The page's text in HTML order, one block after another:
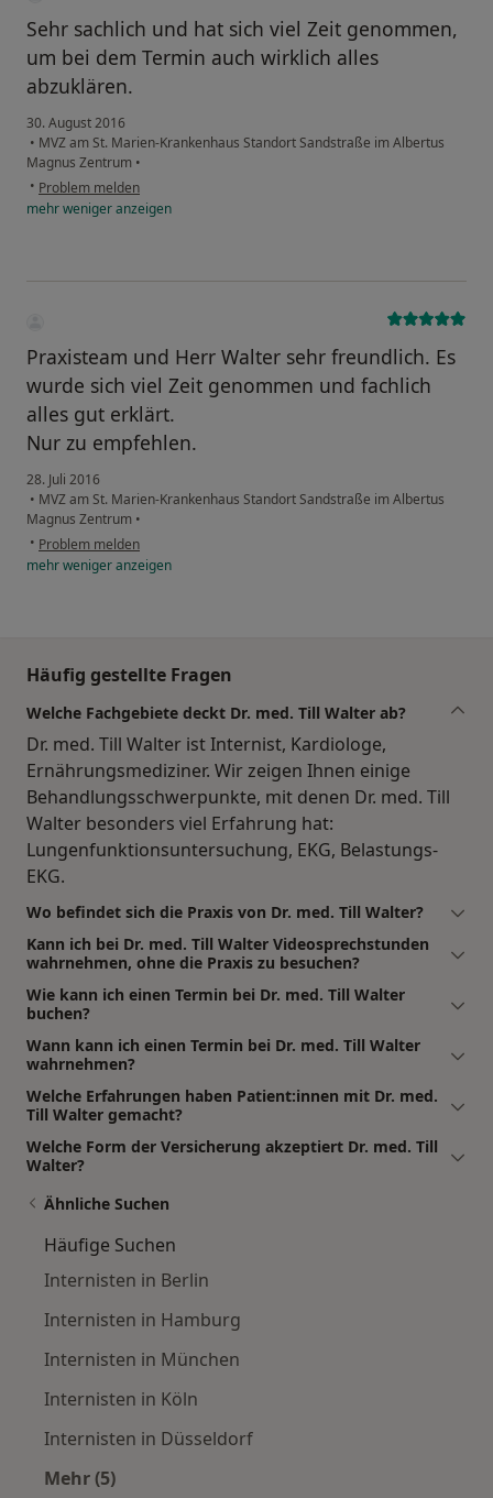
Sehr sachlich und hat sich viel Zeit genommen,
um bei dem Termin auch wirklich alles
abzuklären.
30. August 2016
• MVZ am St. Marien-Krankenhaus Standort Sandstraße im Albertus
Magnus Zentrum •
• Problem melden
mehrwenigeranzeigen
Praxisteam und Herr Walter sehr freundlich. Es
wurde sich viel Zeit genommen und fachlich
alles gut erklärt.
Nur zu empfehlen.
28. Juli 2016
• MVZ am St. Marien-Krankenhaus Standort Sandstraße im Albertus
Magnus Zentrum •
• Problem melden
mehrwenigeranzeigen
Häufig gestellte Fragen
Welche Fachgebiete deckt Dr. med. Till Walter ab?
Dr. med. Till Walter ist Internist, Kardiologe,
Ernährungsmediziner. Wir zeigen Ihnen einige
Behandlungsschwerpunkte, mit denen Dr. med. Till
Walter besonders viel Erfahrung hat:
Lungenfunktionsuntersuchung, EKG, Belastungs-
EKG.
Wo befindet sich die Praxis von Dr. med. Till Walter?
Kann ich bei Dr. med. Till Walter Videosprechstunden
wahrnehmen, ohne die Praxis zu besuchen?
Wie kann ich einen Termin bei Dr. med. Till Walter
buchen?
Wann kann ich einen Termin bei Dr. med. Till Walter
wahrnehmen?
Welche Erfahrungen haben Patient:innen mit Dr. med.
Till Walter gemacht?
Welche Form der Versicherung akzeptiert Dr. med. Till
Walter?
Ähnliche Suchen
Häufige Suchen
Internisten in Berlin
Internisten in Hamburg
Internisten in München
Internisten in Köln
Internisten in Düsseldorf
Mehr (5)